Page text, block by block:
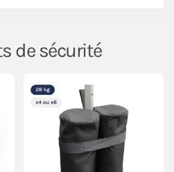
de sécurité